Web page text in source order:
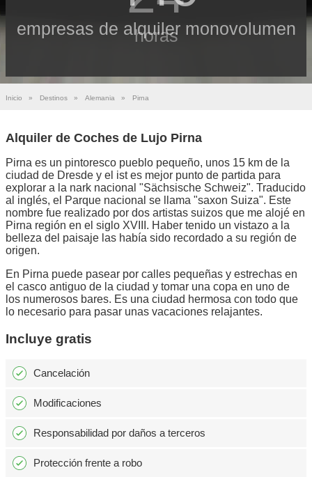
empresas de alquiler monovolumen
horas
Inicio » Destinos » Alemania » Pirna
Alquiler de Coches de Lujo Pirna
Pirna es un pintoresco pueblo pequeño, unos 15 km de la
ciudad de Dresde y el ist es mejor punto de partida para
explorar a la nark nacional "Sächsische Schweiz". Traducido
al inglés, el Parque nacional se llama "saxon Suiza". Este
nombre fue realizado por dos artistas suizos que me alojé en
Pirna región en el siglo XVIII. Haber tenido un vistazo a la
belleza del paisaje las había sido recordado a su región de
origen.
En Pirna puede pasear por calles pequeñas y estrechas en
el casco antiguo de la ciudad y tomar una copa en uno de
los numerosos bares. Es una ciudad hermosa con todo que
lo necesario para pasar unas vacaciones relajantes.
Incluye gratis
Cancelación
Modificaciones
Responsabilidad por daños a terceros
Protección frente a robo